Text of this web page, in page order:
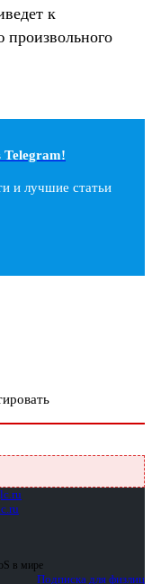
к
и лучшие статьи
в мире
Подписка для физлиц